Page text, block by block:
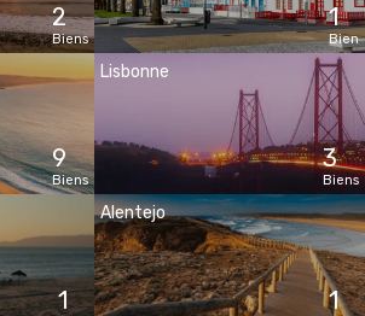
2
Biens
1
Bien
9
Biens
Lisbonne
3
Biens
1
Alentejo
1